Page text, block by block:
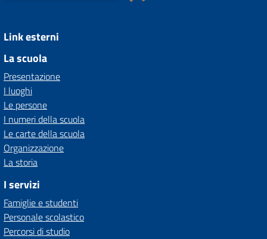
Link esterni
La scuola
Presentazione
I luoghi
Le persone
I numeri della scuola
Le carte della scuola
Organizzazione
La storia
I servizi
Famiglie e studenti
Personale scolastico
Percorsi di studio